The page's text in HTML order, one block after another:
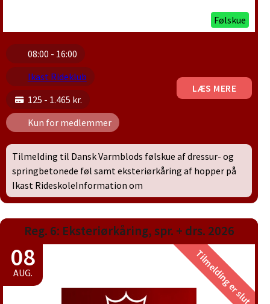
Følskue
08:00 - 16:00
Ikast Rideklub
125 - 1.465 kr.
Kun for medlemmer
LÆS MERE
Tilmelding til Dansk Varmblods følskue af dressur- og
springbetonede føl samt eksteriørkåring af hopper på
Ikast RideskoleInformation om
Reg. 6: Eksteriørkåring, spr. + drs. 2026
08
AUG. Tilmelding er slut